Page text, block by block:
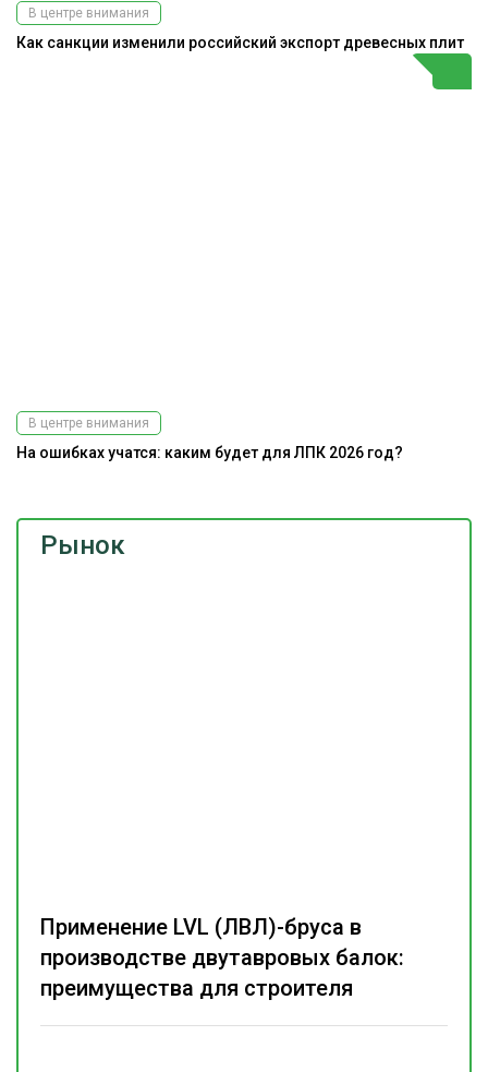
Рынок
Применение LVL (ЛВЛ)-бруса в
производстве двутавровых балок:
преимущества для строителя
В центре внимания
Как санкции изменили российский экспорт древесных плит
В центре внимания
На ошибках учатся: каким будет для ЛПК 2026 год?